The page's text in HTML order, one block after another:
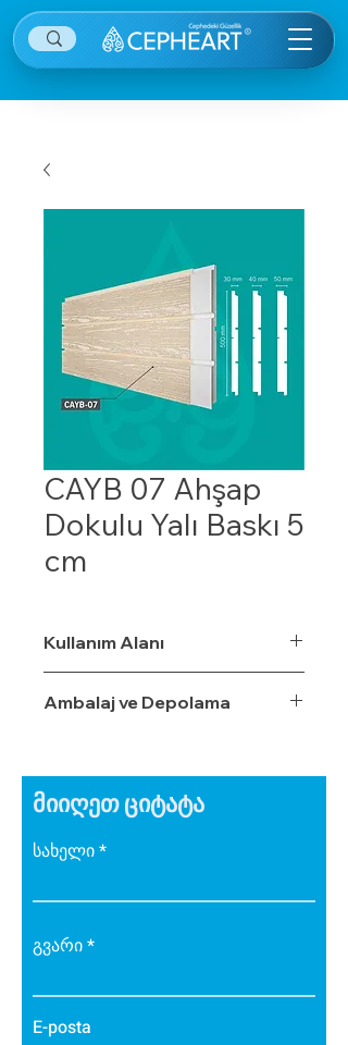
CAYB 07 Ahşap
Dokulu Yalı Baskı 5
cm
Kullanım Alanı
Ambalaj ve Depolama
მიიღეთ ციტატა
სახელი
გვარი
E-posta